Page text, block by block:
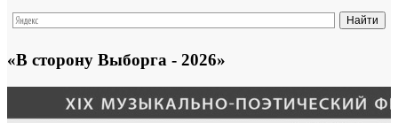
«В сторону Выборга - 2026»